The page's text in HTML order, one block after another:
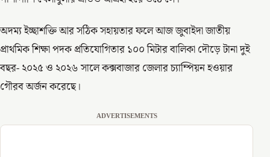
অদম্য ইচ্ছাশক্তি আর সঠিক সহায়তার ফলে আজ জুবাইদা জাতীয়
প্রাথমিক শিক্ষা পদক প্রতিযোগিতার ১০০ মিটার বালিকা দৌড়ে টানা দুই
বছর- ২০২৫ ও ২০২৬ সালে কক্সবাজার জেলার চ্যাম্পিয়ন হওয়ার
গৌরব অর্জন করেছে।
ADVERTISEMENTS